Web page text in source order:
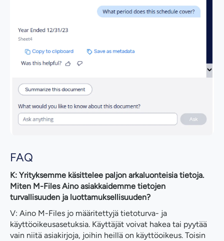
FAQ
K: Yrityksemme käsittelee paljon arkaluonteisia tietoja.
Miten M-Files Aino asiakkaidemme tietojen
turvallisuuden ja luottamuksellisuuden?
V: Aino M-Files jo määritettyjä tietoturva- ja
käyttöoikeusasetuksia. Käyttäjät voivat hakea tai pyytää
vain niitä asiakirjoja, joihin heillä on käyttöoikeus. Toisin